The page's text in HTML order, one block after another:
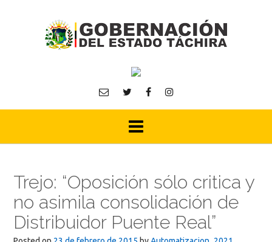
Trejo: “Oposición sólo critica y
no asimila consolidación de
Distribuidor Puente Real”